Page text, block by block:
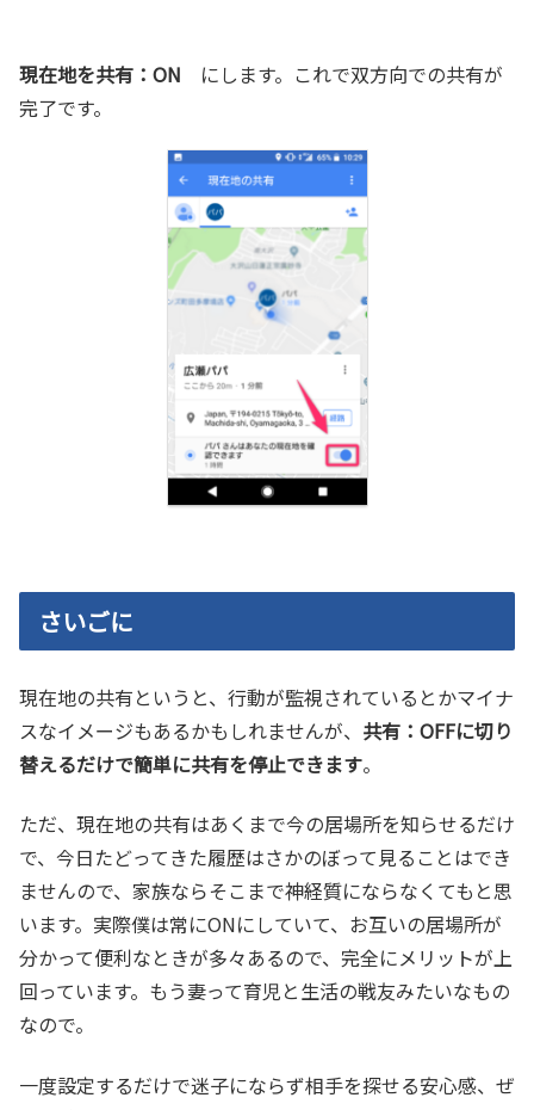
現在地を共有：ON にします。これで双方向での共有が
完了です。
さいごに
現在地の共有というと、行動が監視されているとかマイナ
スなイメージもあるかもしれませんが、 共有：OFFに切り
替えるだけで簡単に共有を停止できます。
ただ、現在地の共有はあくまで今の居場所を知らせるだけ
で、今日たどってきた履歴はさかのぼって見ることはでき
ませんので、家族ならそこまで神経質にならなくてもと思
います。実際僕は常にONにしていて、お互いの居場所が
分かって便利なときが多々あるので、完全にメリットが上
回っています。もう妻って育児と生活の戦友みたいなもの
なので。
一度設定するだけで迷子にならず相手を探せる安心感、ぜ